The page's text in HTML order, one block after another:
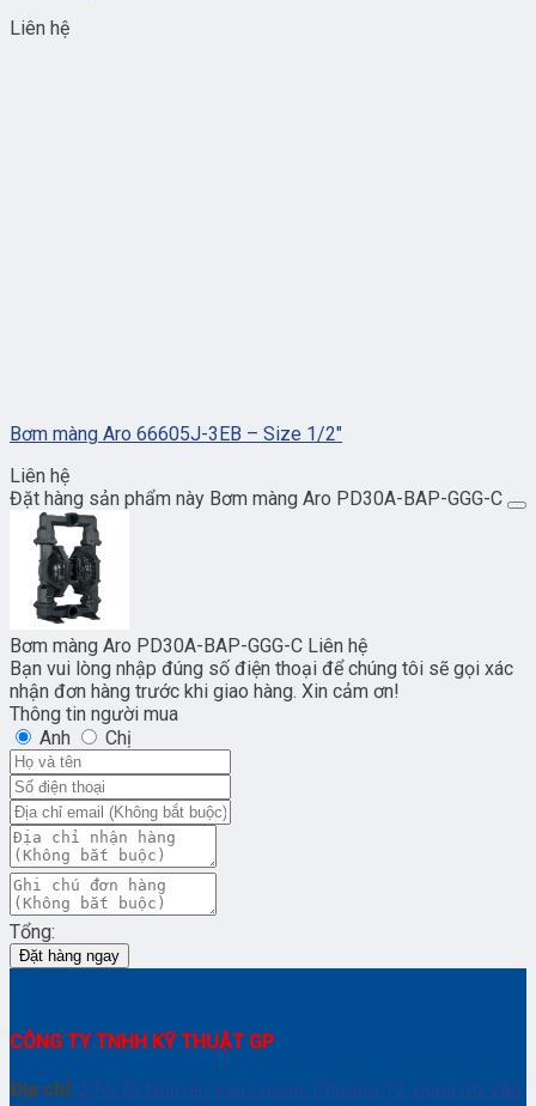
Liên hệ
Bơm màng Aro 66605J-3EB – Size 1/2″
Liên hệ
Đặt hàng sản phẩm này Bơm màng Aro PD30A-BAP-GGG-C
Bơm màng Aro PD30A-BAP-GGG-C Liên hệ
Bạn vui lòng nhập đúng số điện thoại để chúng tôi sẽ gọi xác
nhận đơn hàng trước khi giao hàng. Xin cảm ơn!
Thông tin người mua
Anh
Chị
Tổng:
Đặt hàng ngay
CÔNG TY TNHH KỸ THUẬT GP
Địa chỉ: 274/75 Nguyễn Văn Lượng, Phường 17, Quận Gò Vấp,